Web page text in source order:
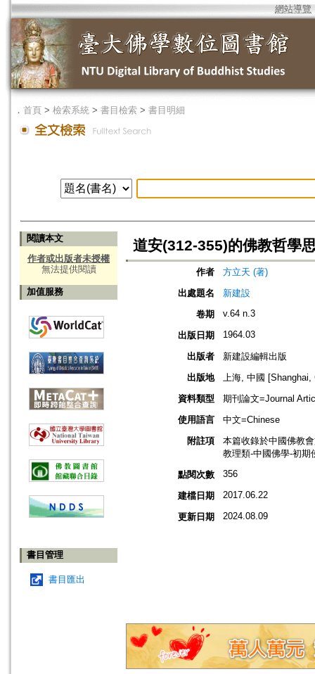
網站導覽
． 首頁 > 檢索系統 > 書目檢索 > 書目明細
閱讀本文
作者或出版者未授權
無法提供閱讀
加值服務
書目管理
書目匯出
道安(312-355)的佛教哲學
作者
方立天 (著)
出處題名
新建設
卷期
v.64 n.3
出版日期 1964.03
出版者
新建設編輯出版
出版地
上海, 中國 [Shanghai,
資料類型
期刊論文=Journal
使用語言
中文=Chinese
附註項
本篇收錄於中國佛教
教理類-中國佛學-初期
點閱次數
356
建檔日期 2017.06.22
更新日期 2024.08.09